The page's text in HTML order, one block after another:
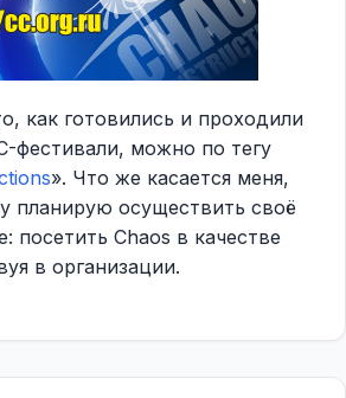
как готовились и проходили
фестивали, можно по тегу
». Что же касается меня,
планирую осуществить своё
посетить Chaos в качестве
в организации.